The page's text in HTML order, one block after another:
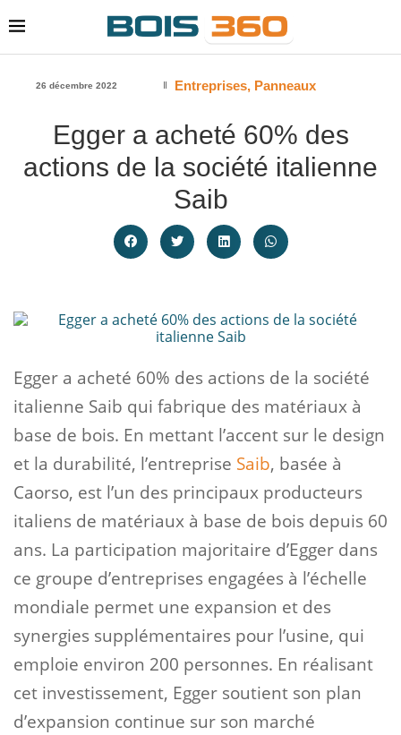
26 décembre 2022 Entreprises, Panneaux
Egger a acheté 60% des
actions de la société italienne
Saib
Egger a acheté 60% des actions de la société
italienne Saib qui fabrique des matériaux à
base de bois. En mettant l’accent sur le design
et la durabilité, l’entreprise Saib, basée à
Caorso, est l’un des principaux producteurs
italiens de matériaux à base de bois depuis 60
ans. La participation majoritaire d’Egger dans
ce groupe d’entreprises engagées à l’échelle
mondiale permet une expansion et des
synergies supplémentaires pour l’usine, qui
emploie environ 200 personnes. En réalisant
cet investissement, Egger soutient son plan
d’expansion continue sur son marché